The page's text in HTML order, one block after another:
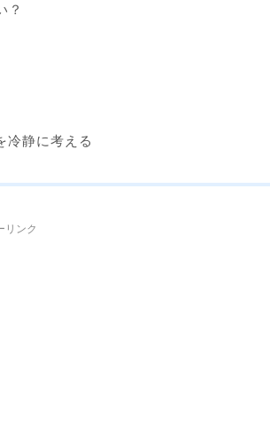
？
冷静に考える
リンク